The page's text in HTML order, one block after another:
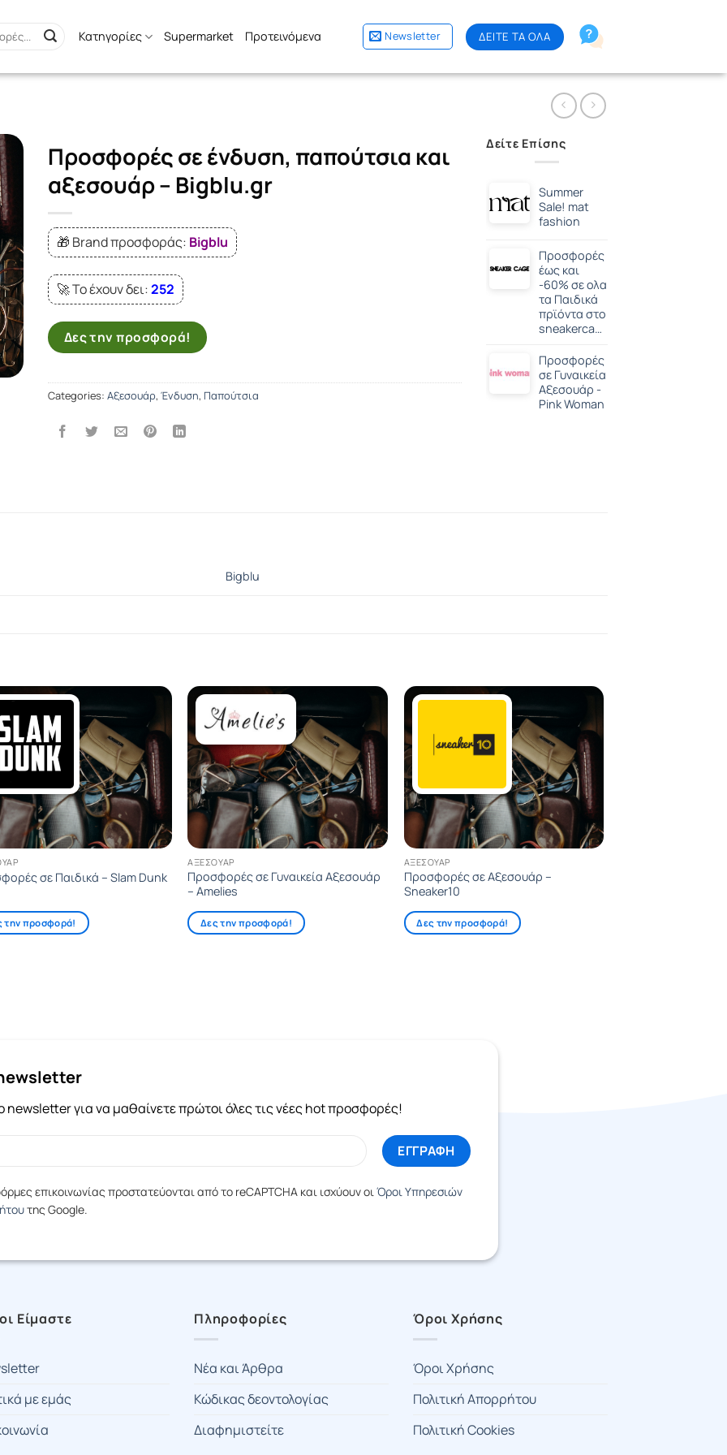
Κατηγορίες Supermarket Προτεινόμενα Newsletter ΔΕΙΤΕ ΤΑ ΟΛΑ
Προσφορές σε ένδυση, παπούτσια και
αξεσουάρ – Bigblu.gr
🎁 Brand προσφοράς: Bigblu
🚀 Το έχουν δει:252
Δες την προσφορά!
Categories: Αξεσουάρ, Ένδυση, Παπούτσια
Δείτε Επίσης
Summer
Sale! mat
fashion
Προσφορές
έως και
-60% σε ολα
τα Παιδικά
πρϊόντα στο
sneakercage.gr
Προσφορές
σε Γυναικεία
Αξεσουάρ -
Pink Woman
Bigblu
σε Παιδικά – Slam Dunk
την προσφορά!
ΑΞΕΣΟΥΆΡ
Προσφορές σε Γυναικεία Αξεσουάρ
– Amelies
Δες την προσφορά!
ΑΞΕΣΟΥΆΡ
Προσφορές σε Αξεσουάρ –
Sneaker10
Δες την προσφορά!
newsletter για να μαθαίνετε πρώτοι όλες τις νέες hot προσφορές!
επικοινωνίας προστατεύονται από το reCAPTCHA και ισχύουν οιΌροι Υπηρεσιών
της Google.
Είμαστε
με εμάς
Πληροφορίες
Νέα και Άρθρα
Κώδικας δεοντολογίας
Διαφημιστείτε
Όροι Χρήσης
Όροι Χρήσης
Πολιτική Απορρήτου
Πολιτική Cookies